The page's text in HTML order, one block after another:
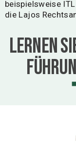
beispielsweise
die Lajos
Lernen